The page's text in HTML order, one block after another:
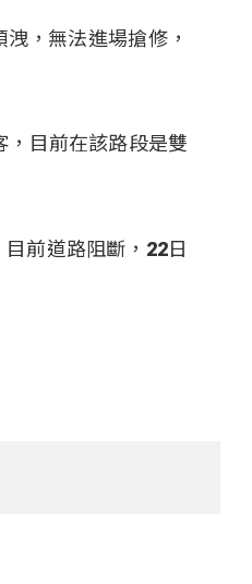
，無法進場搶修，
，目前在該路段是雙
前道路阻斷，22日